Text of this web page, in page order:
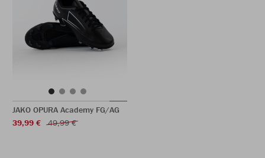
JAKO OPURA Academy FG/AG
39,99 €
49,99 €